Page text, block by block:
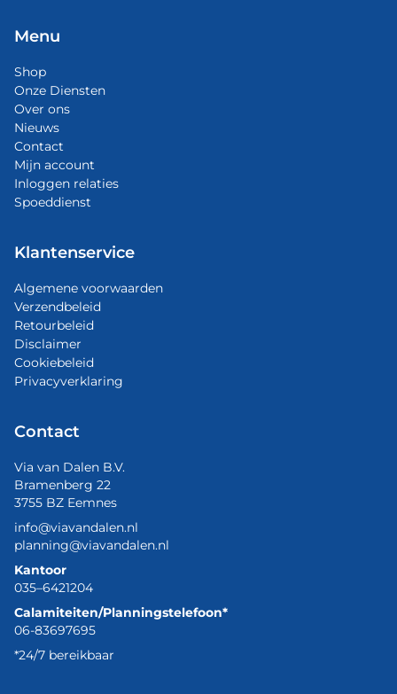
Menu
Shop
Onze Diensten
Over ons
Nieuws
Contact
Mijn account
Inloggen relaties
Spoeddienst
Klantenservice
Algemene voorwaarden
Verzendbeleid
Retourbeleid
Disclaimer
Cookiebeleid
Privacyverklaring
Contact
Via van Dalen B.V.
Bramenberg 22
3755 BZ Eemnes
info@viavandalen.nl
planning@viavandalen.nl
Kantoor
035–6421204
Calamiteiten/Planningstelefoon*
06-83697695
*24/7 bereikbaar